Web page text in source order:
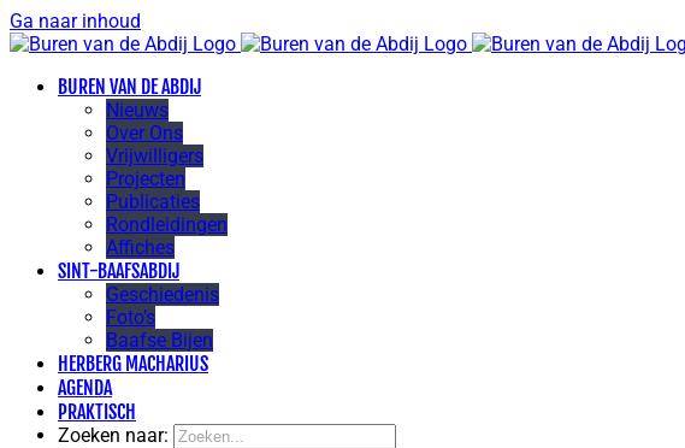
Ga naar inhoud
BUREN VAN DE ABDIJ
Nieuws
Over Ons
Vrijwilligers
Projecten
Publicaties
Rondleidingen
Affiches
SINT-BAAFSABDIJ
Geschiedenis
Foto’s
Baafse Bijen
HERBERG MACHARIUS
AGENDA
PRAKTISCH
Zoeken naar: